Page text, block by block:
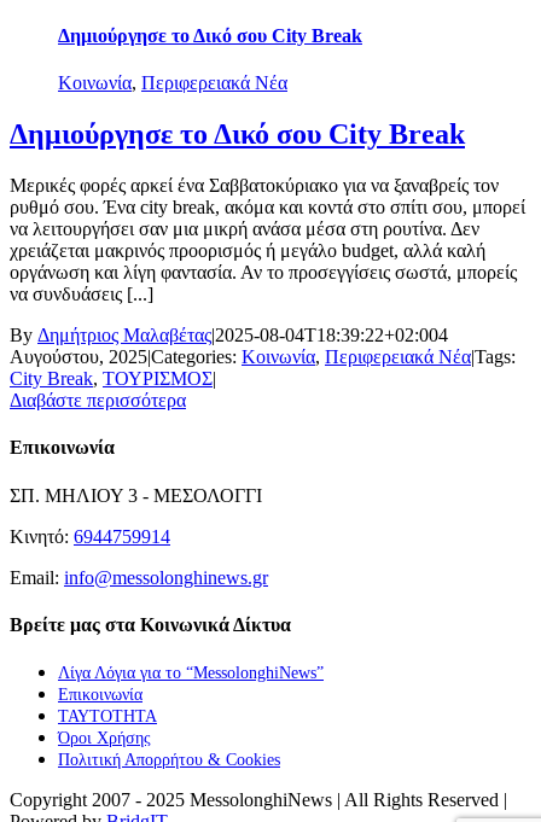
Δημιούργησε το Δικό σου City Break
Κοινωνία, Περιφερειακά Νέα
Δημιούργησε το Δικό σου City Break
Μερικές φορές αρκεί ένα Σαββατοκύριακο για να ξαναβρείς τον
ρυθμό σου. Ένα city break, ακόμα και κοντά στο σπίτι σου, μπορεί
να λειτουργήσει σαν μια μικρή ανάσα μέσα στη ρουτίνα. Δεν
χρειάζεται μακρινός προορισμός ή μεγάλο budget, αλλά καλή
οργάνωση και λίγη φαντασία. Αν το προσεγγίσεις σωστά, μπορείς
να συνδυάσεις [...]
By Δημήτριος Μαλαβέτας|2025-08-04T18:39:22+02:004
Αυγούστου, 2025|Categories: Κοινωνία, Περιφερειακά Νέα|Tags:
City Break, ΤΟΥΡΙΣΜΟΣ|
Διαβάστε περισσότερα
Επικοινωνία
ΣΠ. ΜΗΛΙΟΥ 3 - ΜΕΣΟΛΟΓΓΙ
Κινητό: 6944759914
Email: info@messolonghinews.gr
Βρείτε μας στα Κοινωνικά Δίκτυα
Λίγα Λόγια για το “MessolonghiNews”
Επικοινωνία
ΤΑΥΤΟΤΗΤΑ
Όροι Χρήσης
Πολιτική Απορρήτου & Cookies
Copyright 2007 - 2025 MessolonghiNews | All Rights Reserved |